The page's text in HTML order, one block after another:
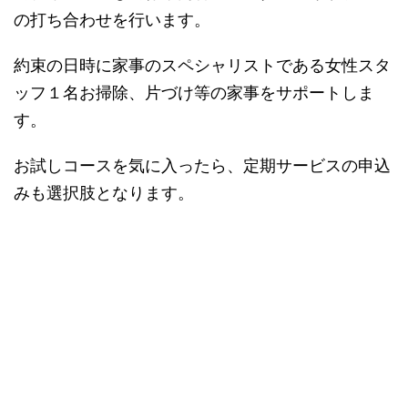
の打ち合わせを行います。
約束の日時に家事のスペシャリストである女性スタ
ッフ１名お掃除、片づけ等の家事をサポートしま
す。
お試しコースを気に入ったら、定期サービスの申込
みも選択肢となります。